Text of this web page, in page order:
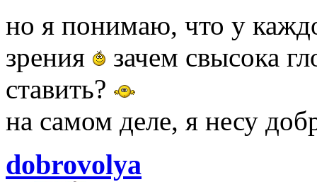
но я понимаю, что у
зрения
зачем свысока
ставить?
на самом деле, я несу
dobrovolya